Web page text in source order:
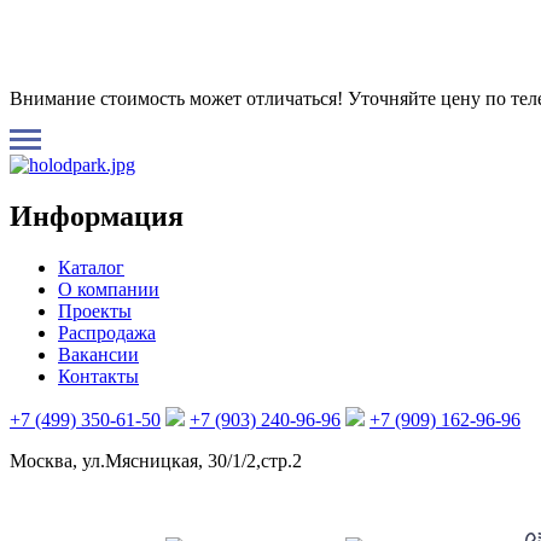
Внимание стоимость может отличаться! Уточняйте цену по
Информация
Каталог
О компании
Проекты
Распродажа
Вакансии
Контакты
+7 (499) 350-61-50 +7 (903) 240-96-96
+7 (909) 162-96-96
Москва, ул.Мясницкая, 30/1/2,стр.2